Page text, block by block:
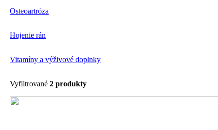
Osteoartróza
Hojenie rán
Vitamíny a výživové doplnky
Vyfiltrované 2 produkty